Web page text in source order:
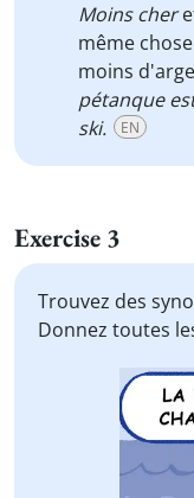
Moins cher
même
moins
pétanque
ski.
EN
Exercise 3
Trouvez des
Donnez toutes